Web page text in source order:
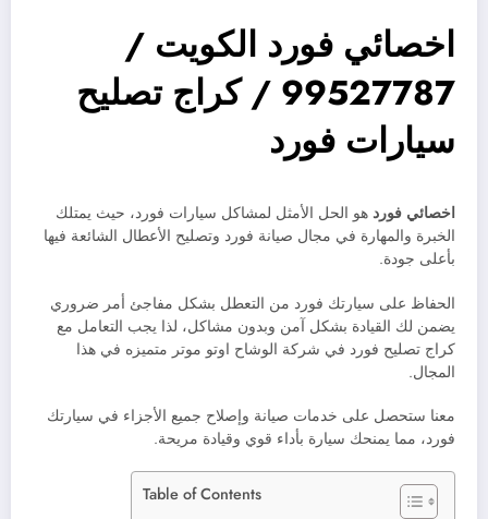
اخصائي فورد الكويت /
99527787 / كراج تصليح
سيارات فورد
اخصائي فورد هو الحل الأمثل لمشاكل سيارات فورد، حيث يمتلك
الخبرة والمهارة في مجال صيانة فورد وتصليح الأعطال الشائعة فيها
بأعلى جودة.
الحفاظ على سيارتك فورد من التعطل بشكل مفاجئ أمر ضروري
يضمن لك القيادة بشكل آمن وبدون مشاكل، لذا يجب التعامل مع
كراج تصليح فورد في شركة الوشاح اوتو موتر متميزه في هذا
المجال.
معنا ستحصل على خدمات صيانة وإصلاح جميع الأجزاء في سيارتك
فورد، مما يمنحك سيارة بأداء قوي وقيادة مريحة.
Table of Contents